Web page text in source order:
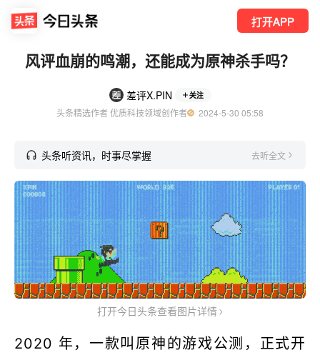
打开APP
风评血崩的鸣潮，还能成为原神杀手吗？
差评X.PIN 关注
头条精选作者 优质科技领域创作者
  2024-5-30 05:58
头条听资讯，时事尽掌握 去听全文
打开今日头条查看图片详情
2020 年，一款叫原神的游戏公测，正式开